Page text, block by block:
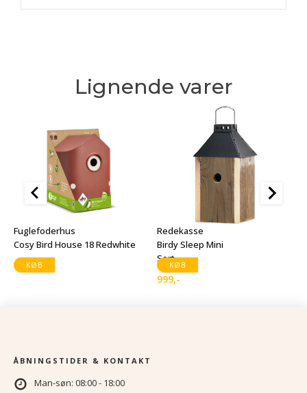
Lignende varer
KØB
Fuglefoderhus
Cosy Bird House 18 Redwhite
149,- KØB
Redekasse
Birdy Sleep Mini
Sort
999,-
ÅBNINGSTIDER & KONTAKT
Man-søn: 08:00 - 18:00